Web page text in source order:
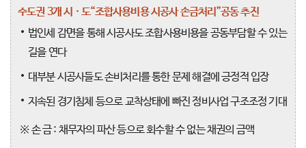
수도권 3개 시 · 도“조합사용비용 시공사 손금처리”공동 추진
법인세 감면을 통해 시공사도 조합사용비용을 공동부담할 수 있는
길을 연다
대부분 시공사들도 손비처리를 통한 문제 해결에 긍정적 입장
지속된 경기침체 등으로 교착상태에 빠진 정비사업 구조조정 기대
※ 손 금 : 채무자의 파산 등으로 회수할 수 없는 채권의 금액